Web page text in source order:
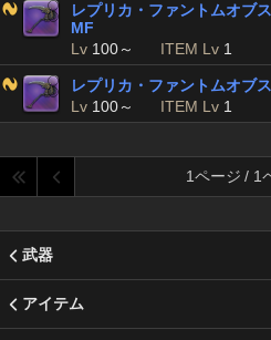
レプリカ・ファントムオブ
MF
Lv 100～ ITEM Lv 1
レプリカ・ファントムオブ
Lv 100～ ITEM Lv 1
1ページ / 1
武器
アイテム